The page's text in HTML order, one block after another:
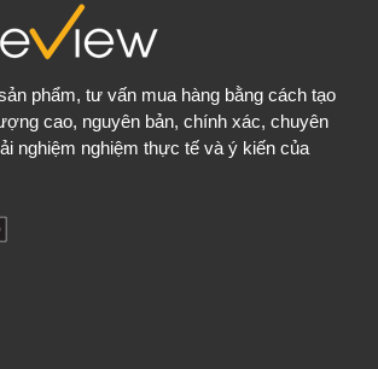
phẩm, tư vấn mua hàng bằng cách tạo
cao, nguyên bản, chính xác, chuyên
nghiệm nghiệm thực tế và ý kiến của